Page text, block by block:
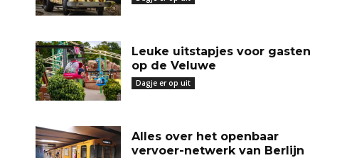
Leuke uitstapjes voor gasten
op de Veluwe
Dagje er op uit
Alles over het openbaar
vervoer-netwerk van Berlijn